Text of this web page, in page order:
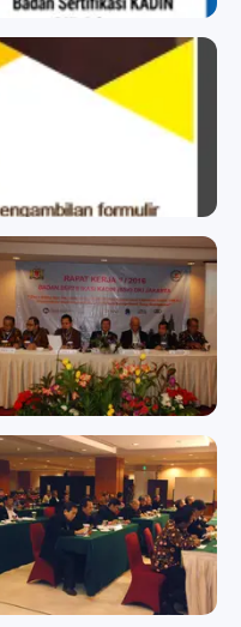
RAPAT KERJA II/2016
RAPAT KERJA II/2016